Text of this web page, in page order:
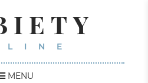
MENU